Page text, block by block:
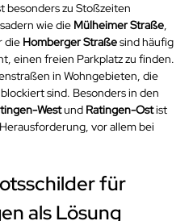
besonders zu Stoßzeiten
wie die Mülheimer Straße,
die Homberger Straße sind häufig
einen freien Parkplatz zu finden.
in Wohngebieten, die
sind. Besonders in den
West und Ratingen-Ost ist
vor allem bei
für
als Lösung